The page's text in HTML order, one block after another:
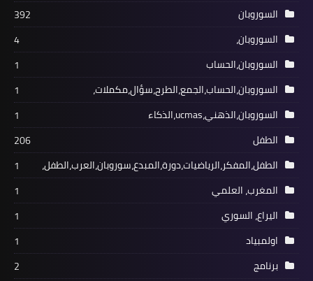
السوروبان
392
السوروبان،
4
السوروبان،الحساب
1
السوروبان،الحساب،الجمع،الطرح،سؤال،مكملات،
1
السوروبان،الذهني،ucmas،الذكاء
1
الطفل
206
الطفل،المفكر،الرياضيات،دورة،المبدع،سوروبان،العرب،الطفل،
1
المغرب، العلمي
1
اليراع، السوري
1
اولمبياد
1
برنامج
2